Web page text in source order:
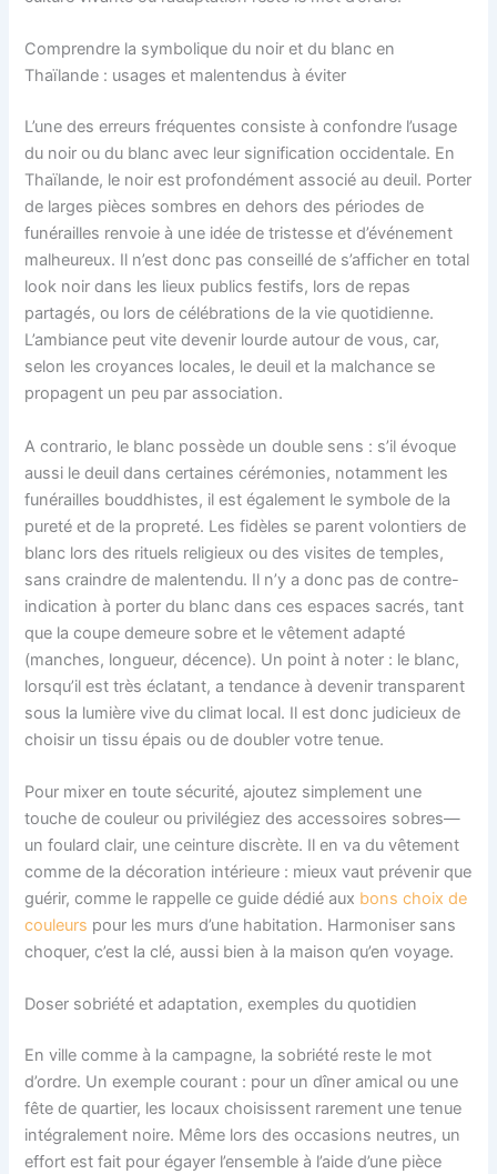
Comprendre la symbolique du noir et du blanc en
Thaïlande : usages et malentendus à éviter
L’une des erreurs fréquentes consiste à confondre l’usage
du noir ou du blanc avec leur signification occidentale. En
Thaïlande, le noir est profondément associé au deuil. Porter
de larges pièces sombres en dehors des périodes de
funérailles renvoie à une idée de tristesse et d’événement
malheureux. Il n’est donc pas conseillé de s’afficher en total
look noir dans les lieux publics festifs, lors de repas
partagés, ou lors de célébrations de la vie quotidienne.
L’ambiance peut vite devenir lourde autour de vous, car,
selon les croyances locales, le deuil et la malchance se
propagent un peu par association.
A contrario, le blanc possède un double sens : s’il évoque
aussi le deuil dans certaines cérémonies, notamment les
funérailles bouddhistes, il est également le symbole de la
pureté et de la propreté. Les fidèles se parent volontiers de
blanc lors des rituels religieux ou des visites de temples,
sans craindre de malentendu. Il n’y a donc pas de contre-
indication à porter du blanc dans ces espaces sacrés, tant
que la coupe demeure sobre et le vêtement adapté
(manches, longueur, décence). Un point à noter : le blanc,
lorsqu’il est très éclatant, a tendance à devenir transparent
sous la lumière vive du climat local. Il est donc judicieux de
choisir un tissu épais ou de doubler votre tenue.
Pour mixer en toute sécurité, ajoutez simplement une
touche de couleur ou privilégiez des accessoires sobres—
un foulard clair, une ceinture discrète. Il en va du vêtement
comme de la décoration intérieure : mieux vaut prévenir que
guérir, comme le rappelle ce guide dédié aux bons choix de
couleurs pour les murs d’une habitation. Harmoniser sans
choquer, c’est la clé, aussi bien à la maison qu’en voyage.
Doser sobriété et adaptation, exemples du quotidien
En ville comme à la campagne, la sobriété reste le mot
d’ordre. Un exemple courant : pour un dîner amical ou une
fête de quartier, les locaux choisissent rarement une tenue
intégralement noire. Même lors des occasions neutres, un
effort est fait pour égayer l’ensemble à l’aide d’une pièce